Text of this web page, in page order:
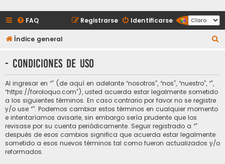
FAQ Identificarse
Registrarse
Índice general
c
- Condiciones de uso
Al ingresar en “” (de aquí en adelante “nosotros”, “nos”, “nuestro”, “”,
“https://foroloquo.com”), usted acuerda estar legalmente sometido
a los siguientes términos. En caso contrario por favor no se registre
y/o use “”. Podemos cambiar estos términos en cualquier momento
e intentaríamos avisarle, sin embargo sería prudente que los
revisase por su cuenta periódicamente. Seguir registrado a “”
después de esos cambios significa que acuerda estar legalmente
sometido a esos nuevos términos tal como fueron actualizados y/o
reformados.